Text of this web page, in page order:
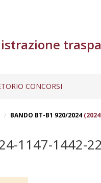
CONCORSI
BANDO BT-B1 920/2024
1147-1442-